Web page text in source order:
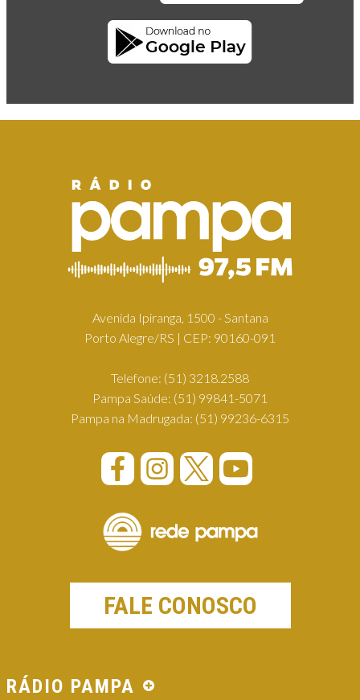
Avenida Ipiranga, 1500 - Santana
Porto Alegre/RS | CEP: 90160-091
Telefone: (51) 3218.2588
Pampa Saúde: (51) 99841-5071
Pampa na Madrugada: (51) 99236-6315
FALE CONOSCO
RÁDIO PAMPA